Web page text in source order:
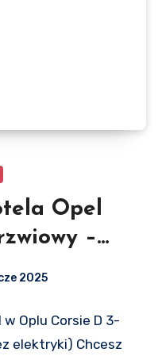
Opel
–
2025
Oplu Corsie D 3-
elektryki) Chcesz